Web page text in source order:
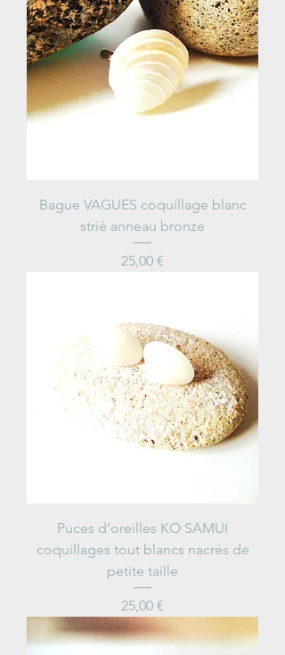
Bague VAGUES coquillage blanc
strié anneau bronze
Price
25,00 €
Puces d'oreilles KO SAMUI
coquillages tout blancs nacrés de
petite taille
Price
25,00 €